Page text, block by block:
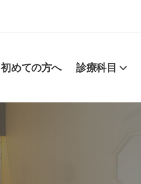
初めての方へ 診療科目